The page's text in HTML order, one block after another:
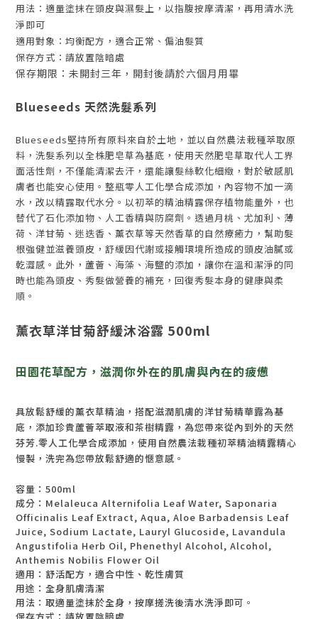
用法：適量塗抹在頭皮與濕髮上，以指腹按摩清潔，再用清水洗
淨即可
適用對象：均衡配方，適合正常、偏油髮質
保存方式：請放置陰暗處
保存期限：未開封三年，開封後請於六個月用畢
Blueseeds 天然洗髮系列
Blueseeds堅持所有原料來自於土地，並以自然農法栽種萃取原
料，洗髮系列以全株肥皂草為基底，使用天然肥皂草取代人工界
面活性劑，不僅能清潔去汗，還能讓髮絲軟化細緻，對於敏感肌
膚者也能安心使用。整瓶零人工化學合成添加，內容物不加一滴
水，改以精露取代水分。以初萃的精油精露保存植物能量外，也
替代了石化添加物、人工香精與防腐劑。透過月桃、尤加利、薄
荷、洋甘菊、迷迭香、薰衣草等天然香草的自然療癒力，幫助髮
根強健並滋養頭皮，舒緩因代謝或接觸環境所造成的頭皮油膩或
乾澀感。此外，蘆薈、海藻、海鹽的添加，讓你在溫和潔淨的同
時也能為頭皮、秀髮做營養的補充，回復秀髮本身的健康與柔
順。
薰衣草洋甘菊舒緩沐浴露 500ml
田園花草配方，滋潤你外在的肌膚與內在的疲憊
具放鬆舒緩的薰衣草精油，搭配滋潤肌膚的洋甘菊精華露為基
底，添加珍貴蘆薈萃取液和茶樹精露，為您帶來從內到外的天然
芬芳.零人工化學合成添加，使用自然農法栽種初萃精油精露精心
慢製，洗完為您帶放鬆舒適的愜意感。
容量：500ml
成分：Melaleuca Alternifolia Leaf Water, Saponaria
Officinalis Leaf Extract, Aqua, Aloe Barbadensis Leaf
Juice, Sodium Lactate, Lauryl Glucoside, Lavandula
Angustifolia Herb Oil, Phenethyl Alcohol, Alcohol,
Anthemis Nobilis Flower Oil
適用：舒活配方，適合中性、乾性膚質
用途：全身肌膚清潔
用法：取適量塗抹於全身，按摩搓洗後清水洗淨即可。